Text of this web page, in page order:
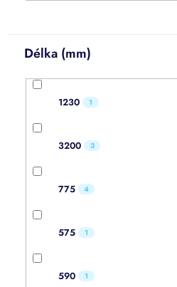
Délka (mm)
1230 1
3200 3
775 4
575 1
590 1